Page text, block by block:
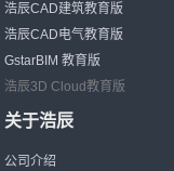
浩辰CAD建筑教育版
浩辰CAD电气教育版
GstarBIM 教育版
浩辰3D Cloud教育版
关于浩辰
公司介绍